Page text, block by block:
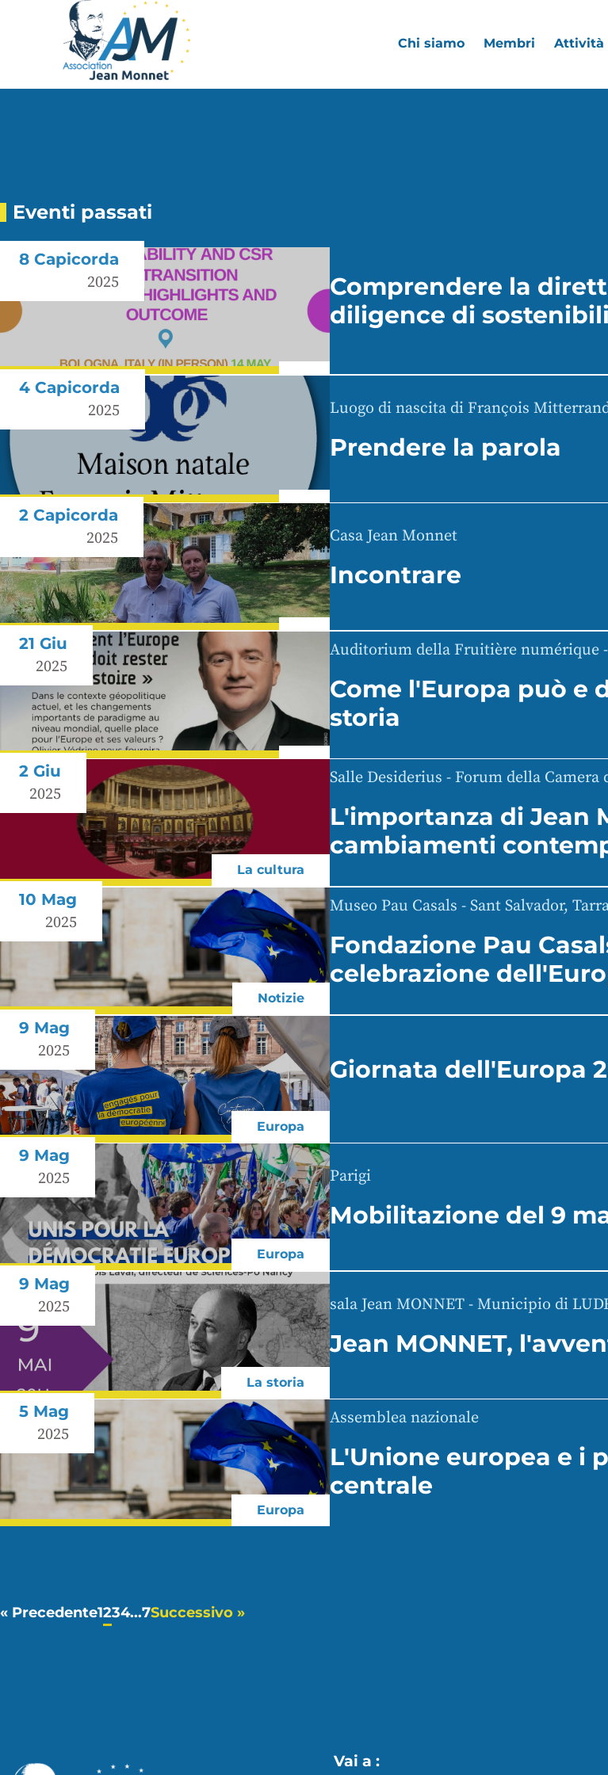
Chi siamo Membri Attività
Eventi passati
8 Capicorda
2025
Comprendere la
diligence di
4 Capicorda
2025 Luogo di nascita di François
Prendere la parola
2 Capicorda
2025 Casa Jean Monnet
Incontrare
21 Giu
2025
Auditorium della Fruitière numérique
Come l'Europa può e
storia
2 Giu
2025
La cultura
Salle Desiderius - Forum della
L'importanza di Jean
cambiamenti
10 Mag
2025
Notizie
Museo Pau Casals - Sant Salvador,
Fondazione Pau
celebrazione
9 Mag
2025
Europa
Giornata dell'Europa
9 Mag
2025
Europa
Parigi
Mobilitazione del 9
9 Mag
2025
La storia
sala Jean MONNET - Municipio di
Jean MONNET,
5 Mag
2025
Europa
Assemblea nazionale
L'Unione europea e i
centrale
« Precedente1234...7Successivo »
Vai a :